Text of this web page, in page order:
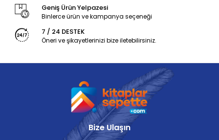
Geniş Ürün Yelpazesi
Binlerce ürün ve kampanya seçeneği
7 / 24 DESTEK
Öneri ve şikayetlerinizi bize iletebilirsiniz.
Bize Ulaşın